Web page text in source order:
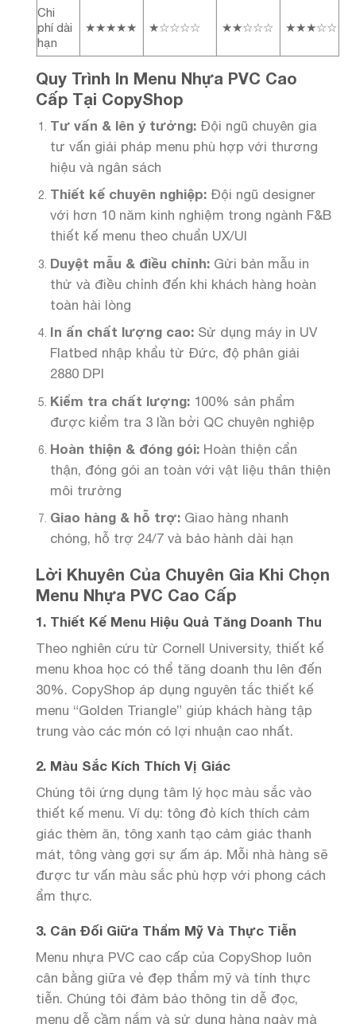
Chi
phí dài
hạn
★★★★★ ★☆☆☆☆ ★★☆☆☆ ★★★☆☆
Quy Trình In Menu Nhựa PVC Cao
Cấp Tại CopyShop
Tư vấn & lên ý tưởng: Đội ngũ chuyên gia
tư vấn giải pháp menu phù hợp với thương
hiệu và ngân sách
Thiết kế chuyên nghiệp: Đội ngũ designer
với hơn 10 năm kinh nghiệm trong ngành F&B
thiết kế menu theo chuẩn UX/UI
Duyệt mẫu & điều chỉnh: Gửi bản mẫu in
thử và điều chỉnh đến khi khách hàng hoàn
toàn hài lòng
In ấn chất lượng cao: Sử dụng máy in UV
Flatbed nhập khẩu từ Đức, độ phân giải
2880 DPI
Kiểm tra chất lượng: 100% sản phẩm
được kiểm tra 3 lần bởi QC chuyên nghiệp
Hoàn thiện & đóng gói: Hoàn thiện cẩn
thận, đóng gói an toàn với vật liệu thân thiện
môi trường
Giao hàng & hỗ trợ: Giao hàng nhanh
chóng, hỗ trợ 24/7 và bảo hành dài hạn
Lời Khuyên Của Chuyên Gia Khi Chọn
Menu Nhựa PVC Cao Cấp
1. Thiết Kế Menu Hiệu Quả Tăng Doanh Thu
Theo nghiên cứu từ Cornell University, thiết kế
menu khoa học có thể tăng doanh thu lên đến
30%. CopyShop áp dụng nguyên tắc thiết kế
menu “Golden Triangle” giúp khách hàng tập
trung vào các món có lợi nhuận cao nhất.
2. Màu Sắc Kích Thích Vị Giác
Chúng tôi ứng dụng tâm lý học màu sắc vào
thiết kế menu. Ví dụ: tông đỏ kích thích cảm
giác thèm ăn, tông xanh tạo cảm giác thanh
mát, tông vàng gợi sự ấm áp. Mỗi nhà hàng sẽ
được tư vấn màu sắc phù hợp với phong cách
ẩm thực.
3. Cân Đối Giữa Thẩm Mỹ Và Thực Tiễn
Menu nhựa PVC cao cấp của CopyShop luôn
cân bằng giữa vẻ đẹp thẩm mỹ và tính thực
tiễn. Chúng tôi đảm bảo thông tin dễ đọc,
menu dễ cầm nắm và sử dụng hàng ngày mà